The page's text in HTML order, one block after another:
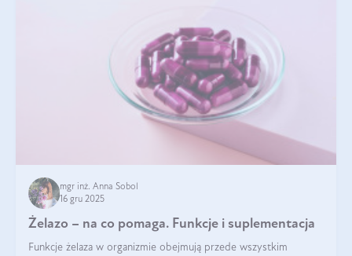
mgr inż. Anna Sobol
16 gru 2025
Żelazo – na co pomaga. Funkcje i suplementacja
Funkcje żelaza w organizmie obejmują przede wszystkim